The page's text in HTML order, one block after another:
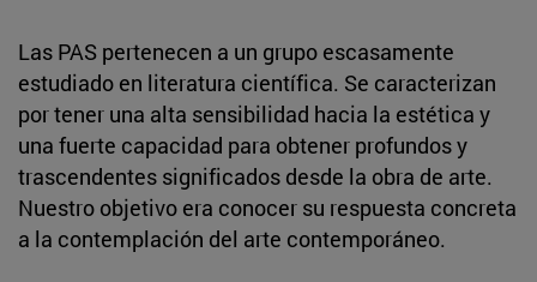
Las PAS pertenecen a un grupo escasamente
estudiado en literatura científica. Se caracterizan
por tener una alta sensibilidad hacia la estética y
una fuerte capacidad para obtener profundos y
trascendentes significados desde la obra de arte.
Nuestro objetivo era conocer su respuesta concreta
a la contemplación del arte contemporáneo.